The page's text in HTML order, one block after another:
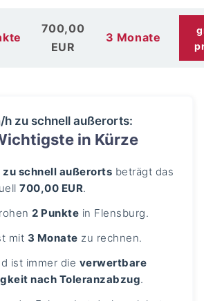
700,00
EUR
3 Monate
h zu schnell außerorts:
in Kürze
zu schnell außerorts beträgt das
700,00 EUR.
2 Punkte in Flensburg.
mit 3 Monate zu rechnen.
ist immer die verwertbare
nach Toleranzabzug.